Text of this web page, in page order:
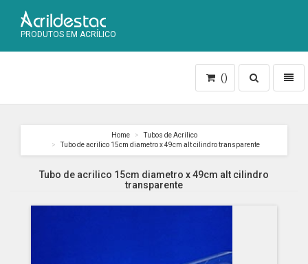
PRODUTOS EM ACRÍLICO
Toggle
search
()
Home
Tubos de Acrílico
Tubo de acrilico 15cm diametro x 49cm alt cilindro transparente
Tubo de acrilico 15cm diametro x 49cm alt cilindro
transparente